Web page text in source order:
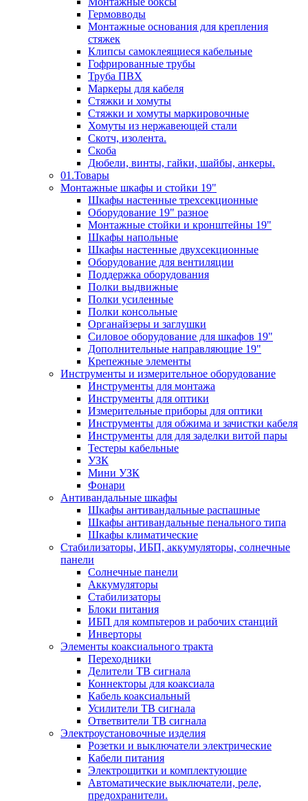
Гермовводы
Монтажные основания для крепления
стяжек
Клипсы самоклеящиеся кабельные
Гофрированные трубы
Труба ПВХ
Маркеры для кабеля
Стяжки и хомуты
Стяжки и хомуты маркировочные
Хомуты из нержавеющей стали
Скотч, изолента.
Скоба
Дюбели, винты, гайки, шайбы, анкеры.
01.Товары
Монтажные шкафы и стойки 19"
Шкафы настенные трехсекционные
Оборудование 19" разное
Монтажные стойки и кронштейны 19"
Шкафы напольные
Шкафы настенные двухсекционные
Оборудование для вентиляции
Поддержка оборудования
Полки выдвижные
Полки усиленные
Полки консольные
Органайзеры и заглушки
Силовое оборудование для шкафов 19"
Дополнительные направляющие 19"
Крепежные элементы
Инструменты и измерительное оборудование
Инструменты для монтажа
Инструменты для оптики
Измерительные приборы для оптики
Инструменты для обжима и зачистки кабеля
Инструменты для для заделки витой пары
Тестеры кабельные
УЗК
Мини УЗК
Фонари
Антивандальные шкафы
Шкафы антивандальные распашные
Шкафы антивандальные пенального типа
Шкафы климатические
Стабилизаторы, ИБП, аккумуляторы, солнечные
панели
Солнечные панели
Аккумуляторы
Стабилизаторы
Блоки питания
ИБП для компьтеров и рабочих станций
Инверторы
Элементы коаксиального тракта
Переходники
Делители ТВ сигнала
Коннекторы для коаксиала
Кабель коаксиальный
Усилители ТВ сигнала
Ответвители ТВ сигнала
Электроустановочные изделия
Розетки и выключатели электрические
Кабели питания
Электрощитки и комплектующие
Автоматические выключатели, реле,
предохранители.